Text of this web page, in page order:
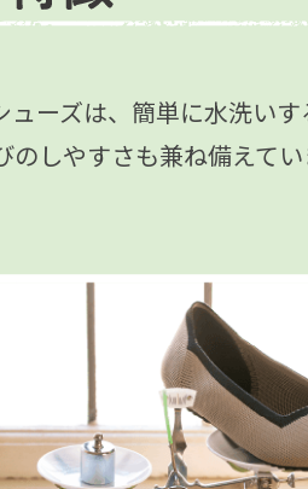
ーズは、簡単に水洗いす
しやすさも兼ね備えてい